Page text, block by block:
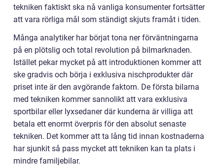
tekniken faktiskt ska nå vanliga konsumenter fortsätter
att vara rörliga mål som ständigt skjuts framåt i tiden.
Många analytiker har börjat tona ner förväntningarna
på en plötslig och total revolution på bilmarknaden.
Istället pekar mycket på att introduktionen kommer att
ske gradvis och börja i exklusiva nischprodukter där
priset inte är den avgörande faktorn. De första bilarna
med tekniken kommer sannolikt att vara exklusiva
sportbilar eller lyxsedaner där kunderna är villiga att
betala ett enormt överpris för den absolut senaste
tekniken. Det kommer att ta lång tid innan kostnaderna
har sjunkit så pass mycket att tekniken kan ta plats i
mindre familjebilar.